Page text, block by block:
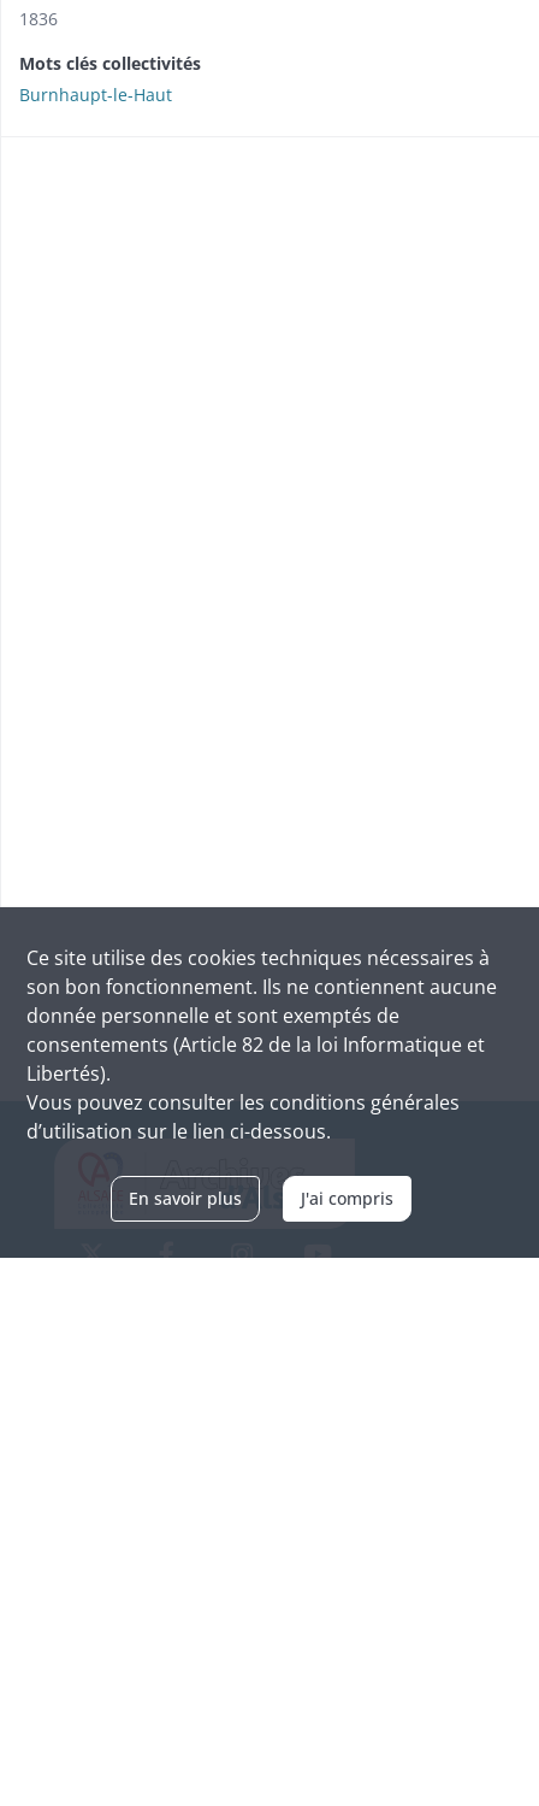
1836
Mots clés collectivités
Burnhaupt-le-Haut
Ce site utilise des cookies techniques nécessaires à
son bon fonctionnement. Ils ne contiennent aucune
donnée personnelle et sont exemptés de
consentements (Article 82 de la loi Informatique et
Libertés).
Vous pouvez consulter les conditions générales
d’utilisation sur le lien ci-dessous.
En savoir plus J'ai compris